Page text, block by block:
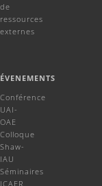
de
ressources
externes
ÉVENEMENTS
Conférence
UAI-
OAE
Colloque
Shaw-
IAU
Séminaires
ICAER